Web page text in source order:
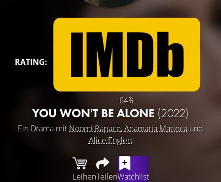
RATING:
64%
YOU WON'T BE ALONE (2022)
Ein Drama mit Noomi Rapace,Anamaria Marinca und
Alice Englert
LeihenTeilenWatchlist